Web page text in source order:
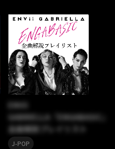
ドライブミュージック
ENVii
GABRIELLA『ENGABASIC』
全曲解説プレイリスト
J-POP